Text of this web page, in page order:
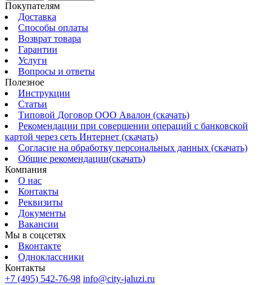
Покупателям
Доставка
Способы оплаты
Возврат товара
Гарантии
Услуги
Вопросы и ответы
Полезное
Инструкции
Статьи
Типовой Договор ООО Авалон (скачать)
Рекомендации при совершении операций с банковской
картой через сеть Интернет (скачать)
Согласие на обработку персональных данных (скачать)
Общие рекомендации(скачать)
Компания
О нас
Контакты
Реквизиты
Документы
Вакансии
Мы в соцсетях
Вконтакте
Одноклассники
Контакты
+7 (495) 542-76-98 info@city-jaluzi.ru